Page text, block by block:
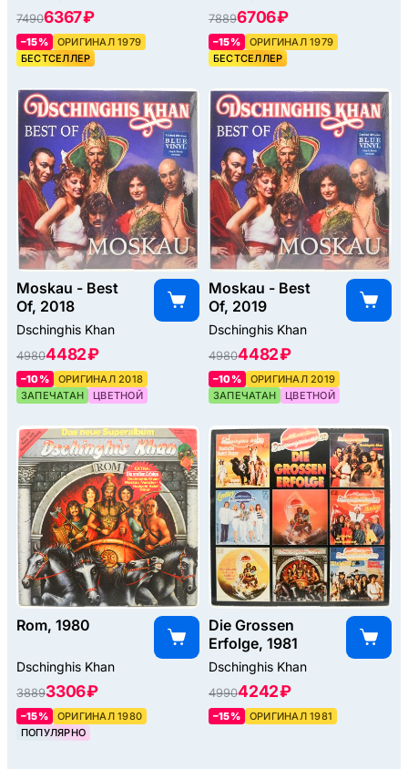
74906367 ₽
–15%
ОРИГИНАЛ 1979
БЕСТСЕЛЛЕР
78896706 ₽
–15%
ОРИГИНАЛ 1979
БЕСТСЕЛЛЕР
Moskau - Best
Of, 2018
Dschinghis Khan
49804482 ₽
–10%
ОРИГИНАЛ 2018
ЗАПЕЧАТАН
ЦВЕТНОЙ
Moskau - Best
Of, 2019
Dschinghis Khan
49804482 ₽
–10%
ОРИГИНАЛ 2019
ЗАПЕЧАТАН
ЦВЕТНОЙ
Rom, 1980
Dschinghis Khan
38893306 ₽
–15%
ОРИГИНАЛ 1980
ПОПУЛЯРНО
Die Grossen
Erfolge, 1981
Dschinghis Khan
49904242 ₽
–15% ОРИГИНАЛ 1981